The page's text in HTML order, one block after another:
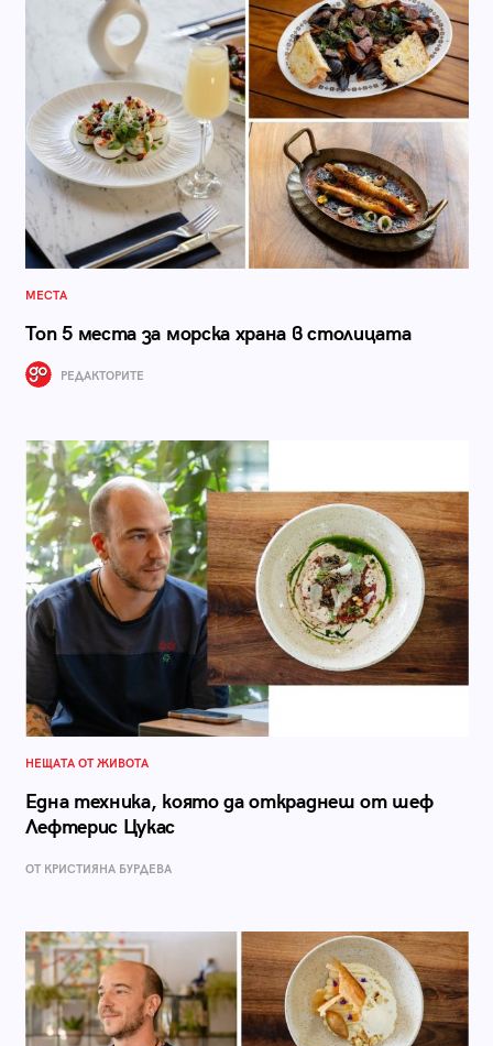
МЕСТА
Топ 5 места за морска храна в столицата
РЕДАКТОРИТЕ
НЕЩАТА ОТ ЖИВОТА
Една техника, която да откраднеш от шеф
Лефтерис Цукас
ОТ КРИСТИЯНА БУРДЕВА